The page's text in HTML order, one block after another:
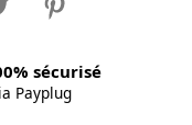
sécurisé
Payplug